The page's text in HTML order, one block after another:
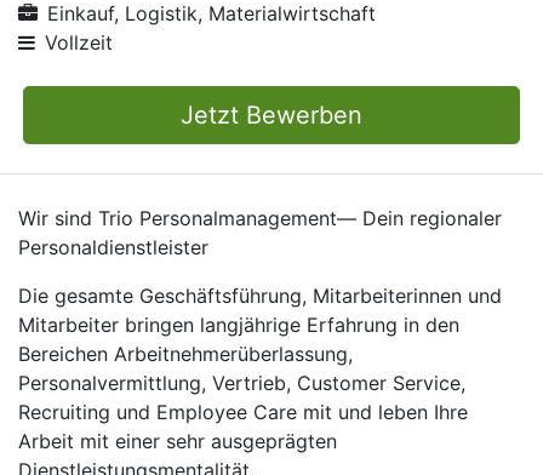
Einkauf, Logistik, Materialwirtschaft
Vollzeit
Jetzt Bewerben
Wir sind Trio Personalmanagement— Dein regionaler
Personaldienstleister
Die gesamte Geschäftsführung, Mitarbeiterinnen und
Mitarbeiter bringen langjährige Erfahrung in den
Bereichen Arbeitnehmerüberlassung,
Personalvermittlung, Vertrieb, Customer Service,
Recruiting und Employee Care mit und leben Ihre
Arbeit mit einer sehr ausgeprägten
Dienstleistungsmentalität.